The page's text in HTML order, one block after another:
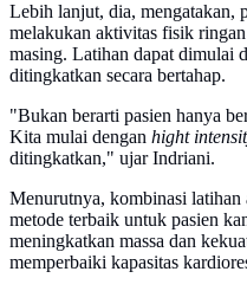
Lebih lanjut, dia, mengatakan,
melakukan aktivitas fisik
masing. Latihan dapat dimulai
ditingkatkan secara bertahap.
"Bukan berarti pasien hanya
Kita mulai dengan hight
ditingkatkan," ujar Indriani.
Menurutnya, kombinasi latihan
metode terbaik untuk pasien
meningkatkan massa dan
memperbaiki kapasitas